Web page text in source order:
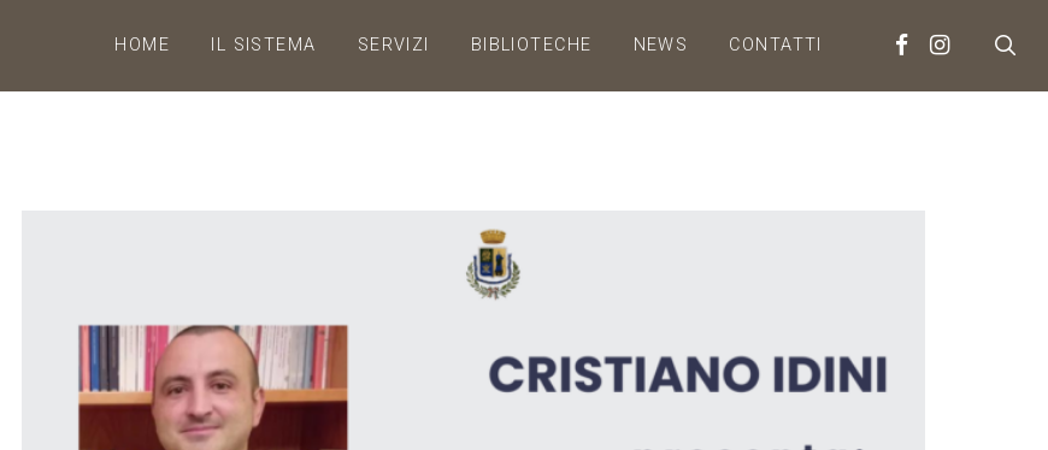
HOME IL SISTEMA SERVIZI BIBLIOTECHE NEWS CONTATTI